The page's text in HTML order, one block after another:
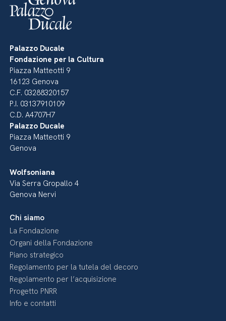
Palazzo Ducale
Fondazione per la Cultura
Piazza Matteotti 9
16123 Genova
C.F. 03288320157
P.I. 03137910109
C.D. A4707H7
Palazzo Ducale
Piazza Matteotti 9
Genova
Wolfsoniana
Via Serra Gropallo 4
Genova Nervi
Chi siamo
La Fondazione
Organi della Fondazione
Piano strategico
Regolamento per la tutela del decoro
Regolamento per l’acquisizione
Progetto PNRR
Info e contatti